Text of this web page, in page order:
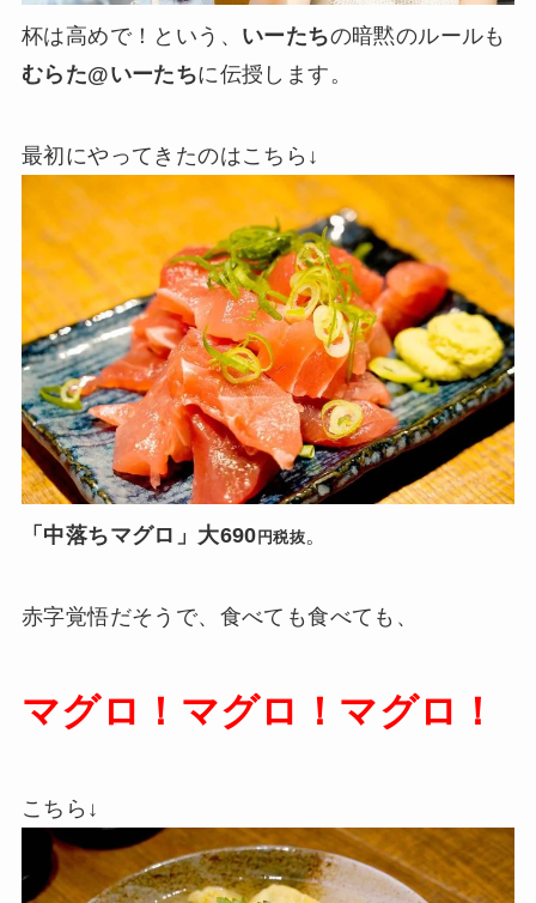
杯は高めで！という、 いーたちの暗黙のルールも
むらた@いーたちに伝授します。
最初にやってきたのはこちら↓
「中落ちマグロ」大690円税抜。
赤字覚悟だそうで、食べても食べても、
マグロ！マグロ！マグロ！
こちら↓